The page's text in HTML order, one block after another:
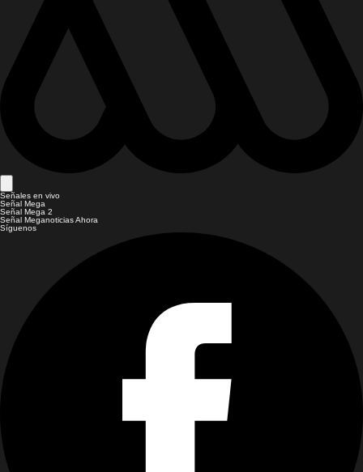
Señales en vivo
Señal Mega
Señal Mega 2
Señal Meganoticias Ahora
Síguenos